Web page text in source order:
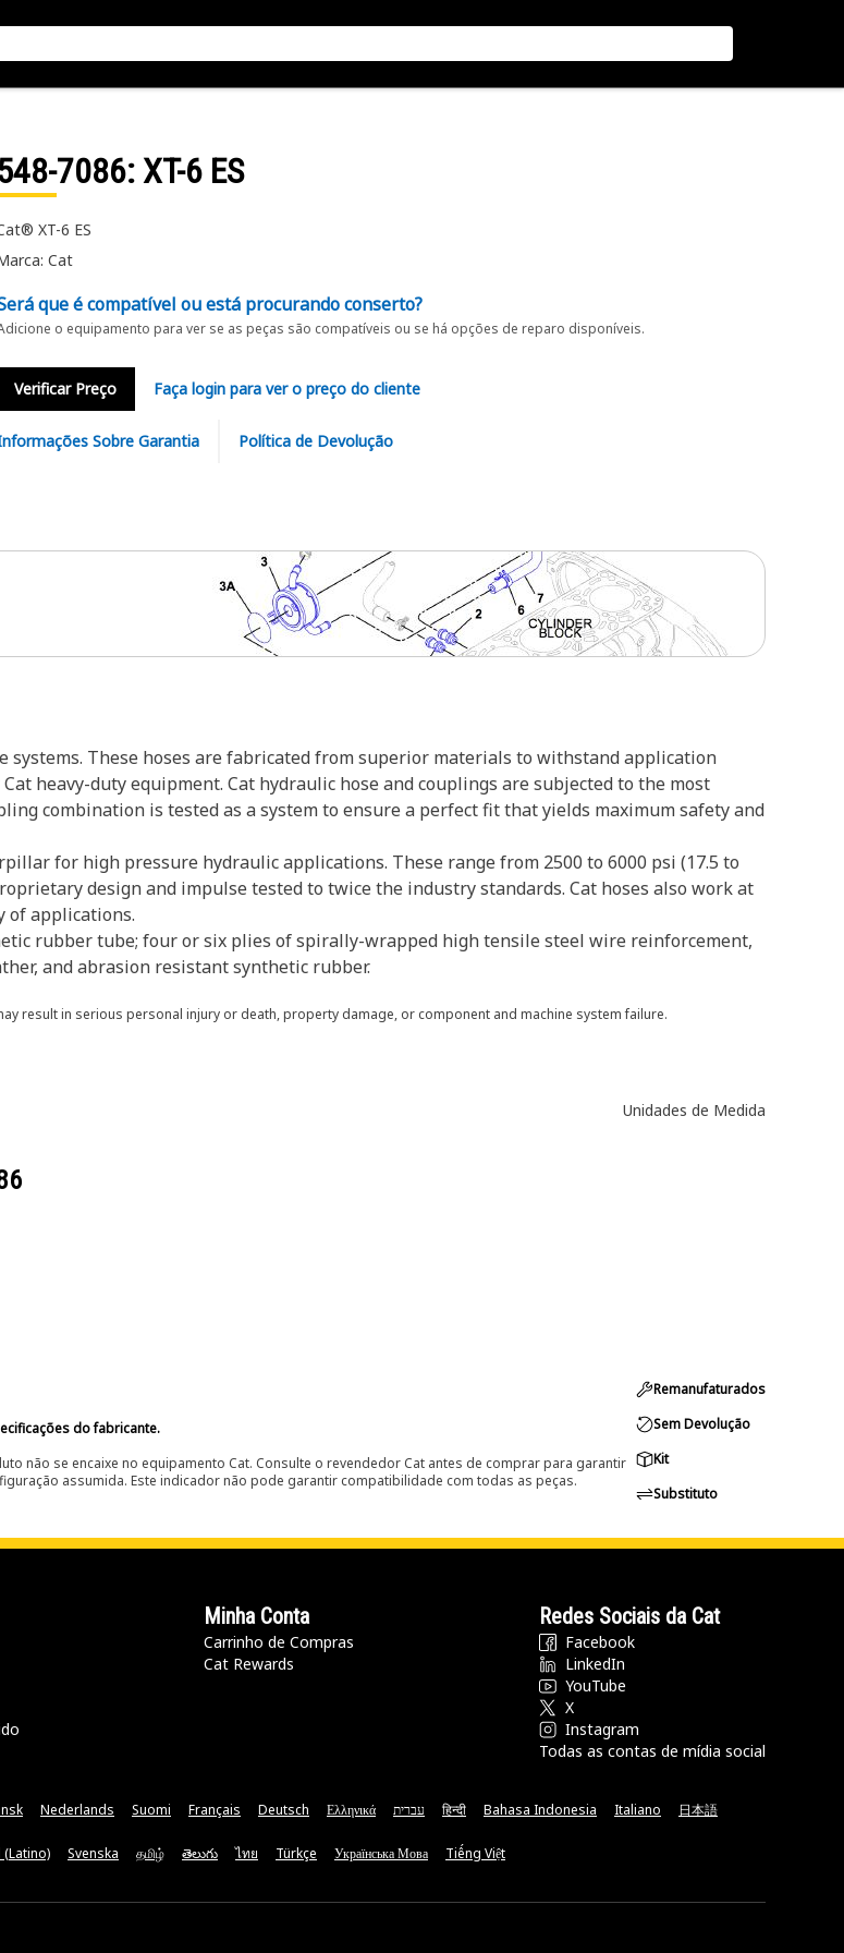
7086: XT-6 ES
XT-6 ES
Cat
que é compatível ou está procurando conserto?
o equipamento para ver se as peças são compatíveis ou se há opções de reparo disponíveis.
Verificar Preço Faça login para ver o preço do cliente
Sobre Garantia Política de Devolução
systems. These hoses are fabricated from superior materials to withstand application
heavy-duty equipment. Cat hydraulic hose and couplings are subjected to the most
combination is tested as a system to ensure a perfect fit that yields maximum safety and
for high pressure hydraulic applications. These range from 2500 to 6000 psi (17.5 to
design and impulse tested to twice the industry standards. Cat hoses also work at
of applications.
rubber tube; four or six plies of spirally-wrapped high tensile steel wire reinforcement,
and abrasion resistant synthetic rubber.
result in serious personal injury or death, property damage, or component and machine system failure.
Unidades de Medida
do fabricante.
não se encaixe no equipamento Cat. Consulte o revendedor Cat antes de comprar para garantir
assumida. Este indicador não pode garantir compatibilidade com todas as peças.
Remanufaturados
Sem Devolução
Kit
Substituto
Minha Conta
Carrinho de Compras
Cat Rewards
Redes Sociais da Cat
Facebook
LinkedIn
YouTube
X
Instagram
Todas as contas de mídia social
Nederlands Suomi Français Deutsch Ελληνικά עברית हिन्दी Bahasa Indonesia Italiano 日本語
(Latino) Svenska தமிழ் తెలుగు ไทย Türkçe Українська Мова Tiếng Việt